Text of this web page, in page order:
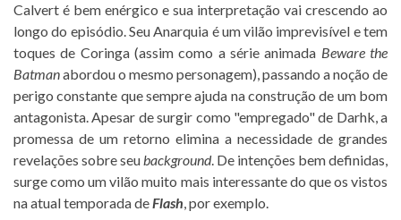
Calvert é bem enérgico e sua interpretação vai crescendo ao
longo do episódio. Seu Anarquia é um vilão imprevisível e tem
toques de Coringa (assim como a série animada Beware the
Batmanabordou o mesmo personagem), passando a noção de
perigo constante que sempre ajuda na construção de um bom
antagonista. Apesar de surgir como "empregado" de Darhk, a
promessa de um retorno elimina a necessidade de grandes
revelações sobre seubackground. De intenções bem definidas,
surge como um vilão muito mais interessante do que os vistos
na atual temporada deFlash, por exemplo.